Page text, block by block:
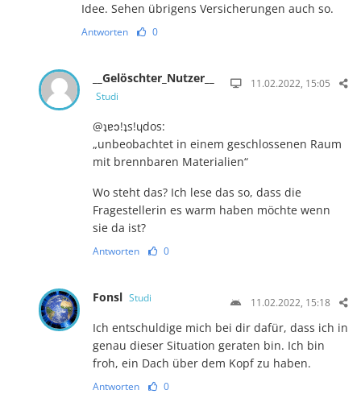
Idee. Sehen übrigens Versicherungen auch so.
Antworten 0
__Gelöschter_Nutzer__
Studi
11.02.2022, 15:05
@ʇɐɔ!ʇs!ɥdos:
„unbeobachtet in einem geschlossenen Raum
mit brennbaren Materialien“
Wo steht das? Ich lese das so, dass die
Fragestellerin es warm haben möchte wenn
sie da ist?
Antworten 0
Fonsl Studi 11.02.2022, 15:18
Ich entschuldige mich bei dir dafür, dass ich in
genau dieser Situation geraten bin. Ich bin
froh, ein Dach über dem Kopf zu haben.
Antworten 0